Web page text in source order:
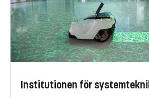
Institutionen för